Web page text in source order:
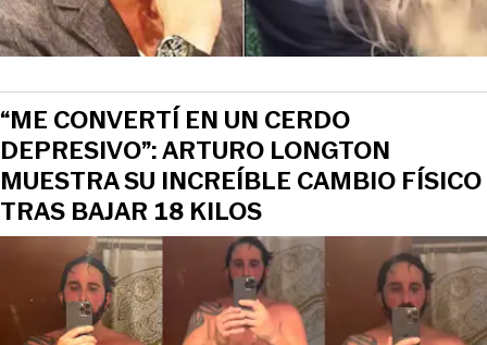
“ME CONVERTÍ EN UN CERDO
DEPRESIVO”: ARTURO LONGTON
MUESTRA SU INCREÍBLE CAMBIO FÍSICO
TRAS BAJAR 18 KILOS